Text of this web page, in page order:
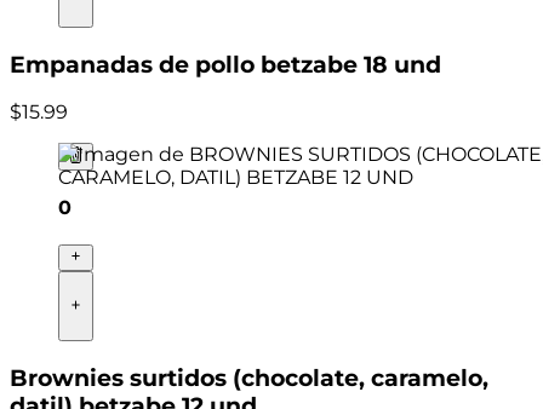
Empanadas de pollo betzabe 18 und
$15.99
0
Brownies surtidos (chocolate, caramelo,